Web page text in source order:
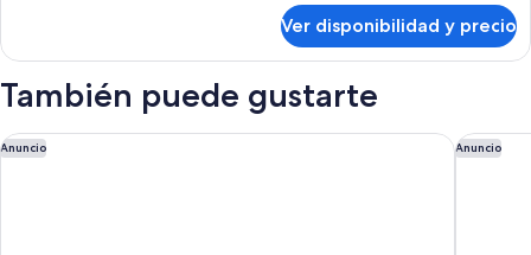
Up
to
Guests)
1
individual
Style,
Up
Ver disponibilidad y precio
También puede gustarte
Anuncio
THE KAHALA Hotel & Resort YOKOHAMA Anuncio